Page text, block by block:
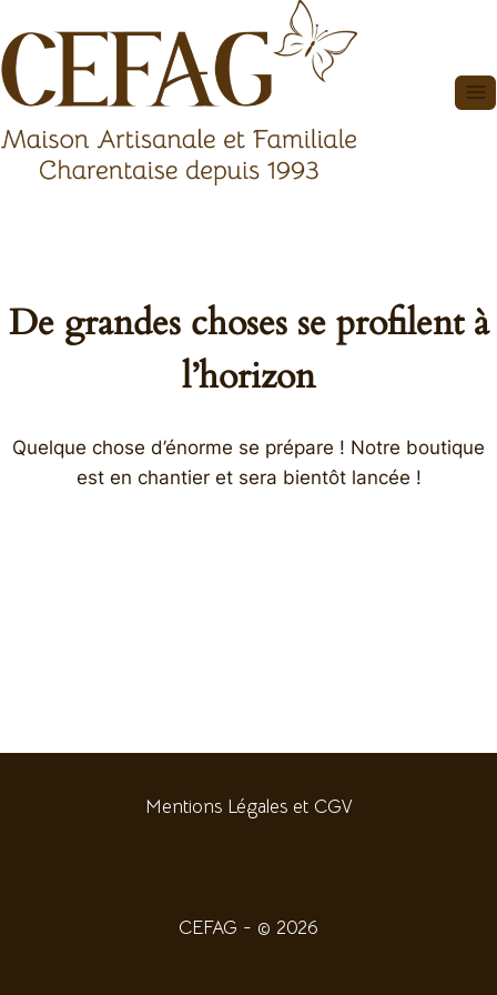
au
contenu
De grandes choses se profilent à
l’horizon
Quelque chose d’énorme se prépare ! Notre boutique
est en chantier et sera bientôt lancée !
Mentions Légales et CGV
CEFAG - © 2026